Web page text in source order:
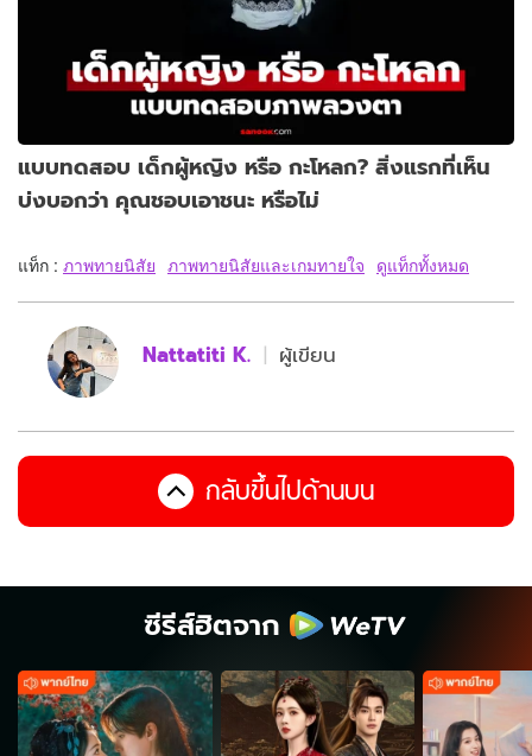
แบบทดสอบ เด็กผู้หญิง หรือ กะโหลก? สิ่งแรกที่เห็น
บ่งบอกว่า คุณชอบเอาชนะ หรือไม่
แท็ก : ภาพทายนิสัย ภาพทายนิสัยและเกมทายใจ ดูแท็กทั้งหมด
Nattatiti K. ผู้เขียน
กลับขึ้นไปด้านบน
ซีรีส์ฮิตจาก